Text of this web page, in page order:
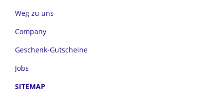
Weg zu uns
Company
Geschenk-Gutscheine
Jobs
SITEMAP